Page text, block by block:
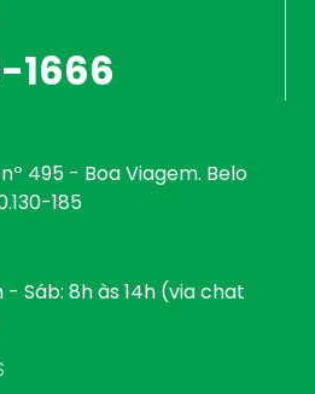
1666
495 - Boa Viagem. Belo
185
- Sáb: 8h às 14h (via chat